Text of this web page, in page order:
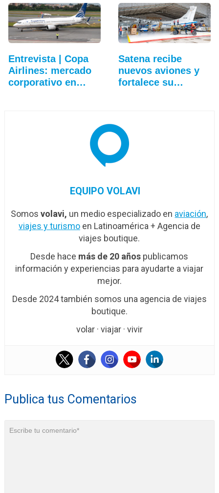
Entrevista | Copa
Airlines: mercado
corporativo en…
Satena recibe
nuevos aviones y
fortalece su
EQUIPO VOLAVI
Somosvolavi, un medio especializado en aviación,
viajes y turismoen Latinoamérica + Agencia de
viajes boutique.
Desde hace más de 20 años publicamos
información y experiencias para ayudarte a viajar
mejor.
Desde 2024 también somos una agencia de viajes
boutique.
volar · viajar · vivir
Publica tus Comentarios